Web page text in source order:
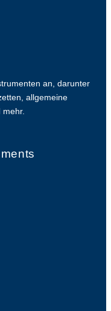
an, darunter
allgemeine